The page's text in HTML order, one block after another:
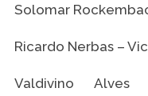
Solomar
Ricardo Nerbas –
Valdivino